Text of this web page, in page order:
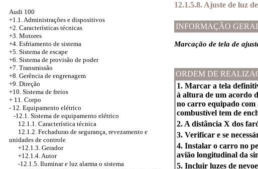
Audi 100
+1.1. Administrações e dispositivos
+2. Características técnicas
+3. Motores
+4. Esfriamento de sistema
+5. Sistema de escape
+6. Sistema de provisão de poder
+7. Transmissão
+8. Gerência de engrenagem
+9. Direção
+10. Sistema de freios
+ 11. Corpo
- 12. Equipamento elétrico
-12.1. Sistema de equipamento elétrico
12.1.1. Característica técnica
12.1.2. Fechaduras de segurança, revezamento e
unidades de controle
+12.1.3. Gerador
+12.1.4. Autor
-12.1.5. Iluminar e luz alarma o sistema
12.1.5.8. Ajuste de luz
INFORMAÇÃO
Marcação de tela de
ORDEM DE
1. Marcar a tela
à altura de um acordo
no carro equipado com
combustível tem de
2. A distância X dos
3. Verificar e se
4. Instalar o carro no
avião longitudinal da
5. Incluir luzes de